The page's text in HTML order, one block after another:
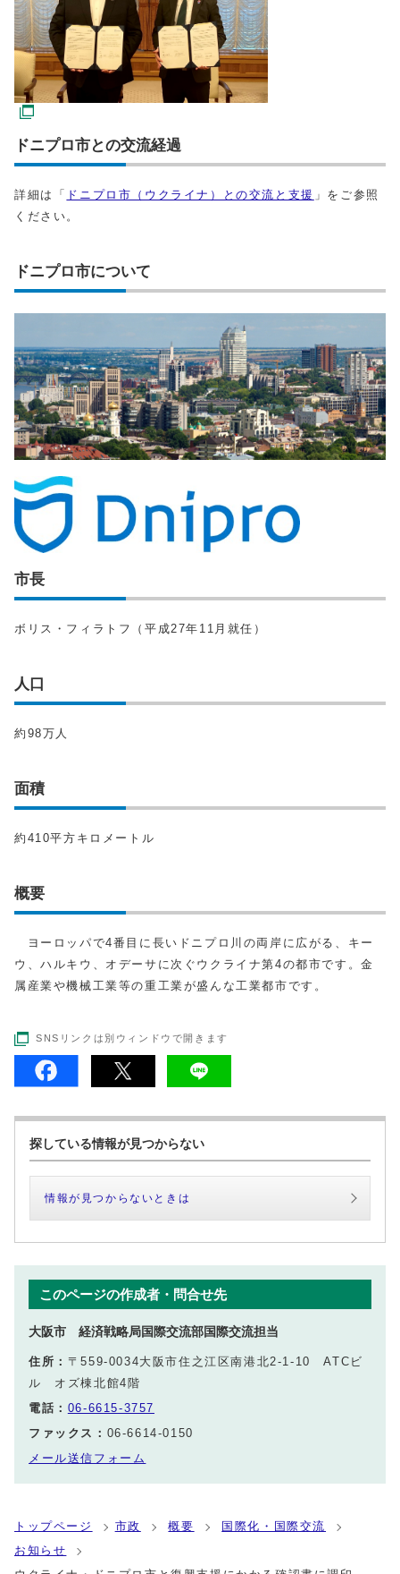
ドニプロ市との交流経過
詳細は「 ドニプロ市（ウクライナ）との交流と支援 」をご参照
ください。
ドニプロ市について
市長
ボリス・フィラトフ（平成27年11月就任）
人口
約98万人
面積
約410平方キロメートル
概要
ヨーロッパで4番目に長いドニプロ川の両岸に広がる、キー
ウ、ハルキウ、オデーサに次ぐウクライナ第4の都市です。金
属産業や機械工業等の重工業が盛んな工業都市です。
SNSリンクは別ウィンドウで開きます
探している情報が見つからない
情報が見つからないときは
このページの作成者・問合せ先
大阪市 経済戦略局国際交流部国際交流担当
住所： 〒559-0034大阪市住之江区南港北2‐1‐10 ATCビ
ル オズ棟北館4階
電話： 06-6615-3757
ファックス： 06-6614-0150
メール送信フォーム
トップページ 市政 概要
国際化・国際交流
お知らせ